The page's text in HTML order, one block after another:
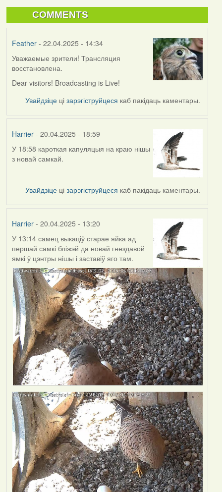
COMMENTS
Feather- 22.04.2025 - 14:34
Уважаемые зрители! Трансляция
восстановлена.
Dear visitors! Broadcasting is Live!
Увайдзіце цізарэгіструйцеся каб пакідаць каментары.
Harrier- 20.04.2025 - 18:59
У 18:58 кароткая капуляцыя на краю нішы
з новай самкай.
Увайдзіце цізарэгіструйцеся каб пакідаць каментары.
Harrier- 20.04.2025 - 13:20
У 13:14 самец выкаціў старае яйка ад
першай самкі бліжэй да новай гнездавой
ямкі ў цэнтры нішы і заставіў яго там.